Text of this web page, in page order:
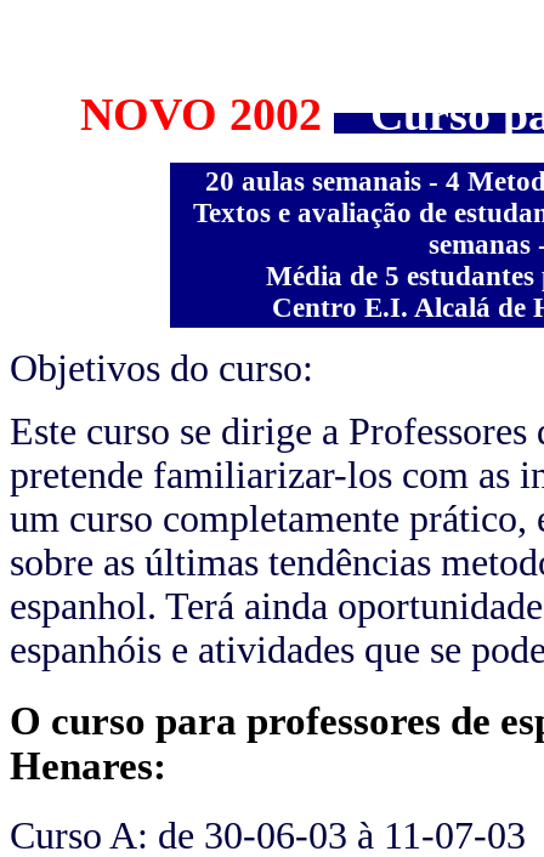
NOVO 2002 Curso
20 aulas semanais - 4
Textos e avaliação de
Média de 5
Centro E.I. Alcalá de
Objetivos do curso:
Este curso se dirige a
pretende familiarizar-los com as
um curso completamente prático,
sobre as últimas tendências
espanhol. Terá ainda
espanhóis e atividades que se
O curso para professores de
Henares:
Curso A: de 30-06-03 à 11-07-03